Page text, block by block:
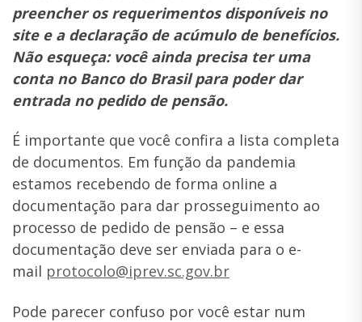
preencher os requerimentos disponíveis no
site e a declaração de acúmulo de benefícios.
Não esqueça: você ainda precisa ter uma
conta no Banco do Brasil para poder dar
entrada no pedido de pensão.
É importante que você confira a lista completa
de documentos. Em função da pandemia
estamos recebendo de forma online a
documentação para dar prosseguimento ao
processo de pedido de pensão – e essa
documentação deve ser enviada para o e-
mail protocolo@iprev.sc.gov.br
Pode parecer confuso por você estar num